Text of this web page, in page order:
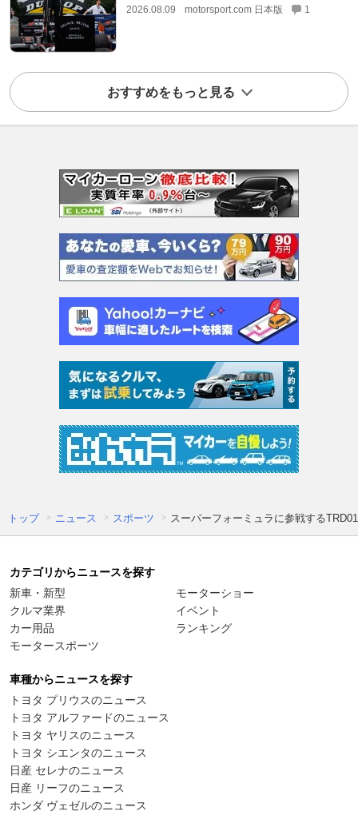
2026.08.09 motorsport.com 日本版 1
おすすめをもっと見る
トップ ニュース スポーツ スーパーフォーミュラに参戦する
カテゴリからニュースを探す
新車・新型
クルマ業界
カー用品
モータースポーツ
モーターショー
イベント
ランキング
車種からニュースを探す
トヨタ プリウスのニュース
トヨタ アルファードのニュース
トヨタ ヤリスのニュース
トヨタ シエンタのニュース
日産 セレナのニュース
日産 リーフのニュース
ホンダ ヴェゼルのニュース